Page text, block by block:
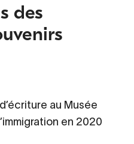
des
au Musée
en 2020